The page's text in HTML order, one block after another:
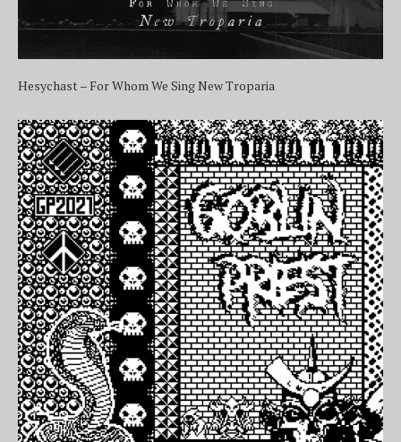
Hesychast – For Whom We Sing New Troparia